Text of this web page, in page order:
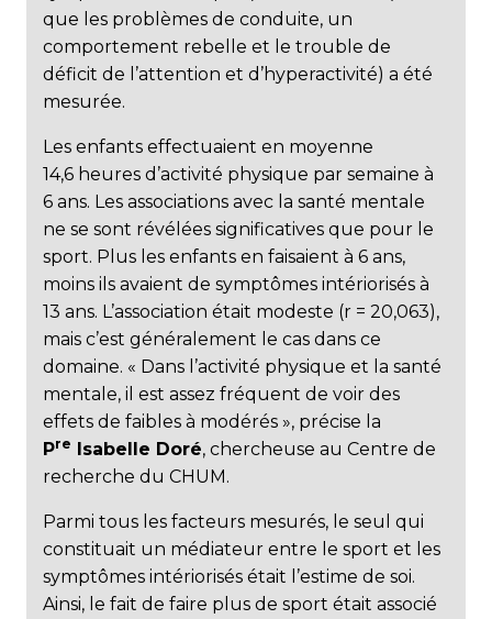
que les problèmes de conduite, un
comportement rebelle et le trouble de
déficit de l’attention et d’hyperactivité) a été
mesurée.
Les enfants effectuaient en moyenne
14,6 heures d’activité physique par semaine à
6 ans. Les associations avec la santé mentale
ne se sont révélées significatives que pour le
sport. Plus les enfants en faisaient à 6 ans,
moins ils avaient de symptômes intériorisés à
13 ans. L’association était modeste (r = 20,063),
mais c’est généralement le cas dans ce
domaine. « Dans l’activité physique et la santé
mentale, il est assez fréquent de voir des
effets de faibles à modérés », précise la
Pre Isabelle Doré, chercheuse au Centre de
recherche du CHUM.
Parmi tous les facteurs mesurés, le seul qui
constituait un médiateur entre le sport et les
symptômes intériorisés était l’estime de soi.
Ainsi, le fait de faire plus de sport était associé